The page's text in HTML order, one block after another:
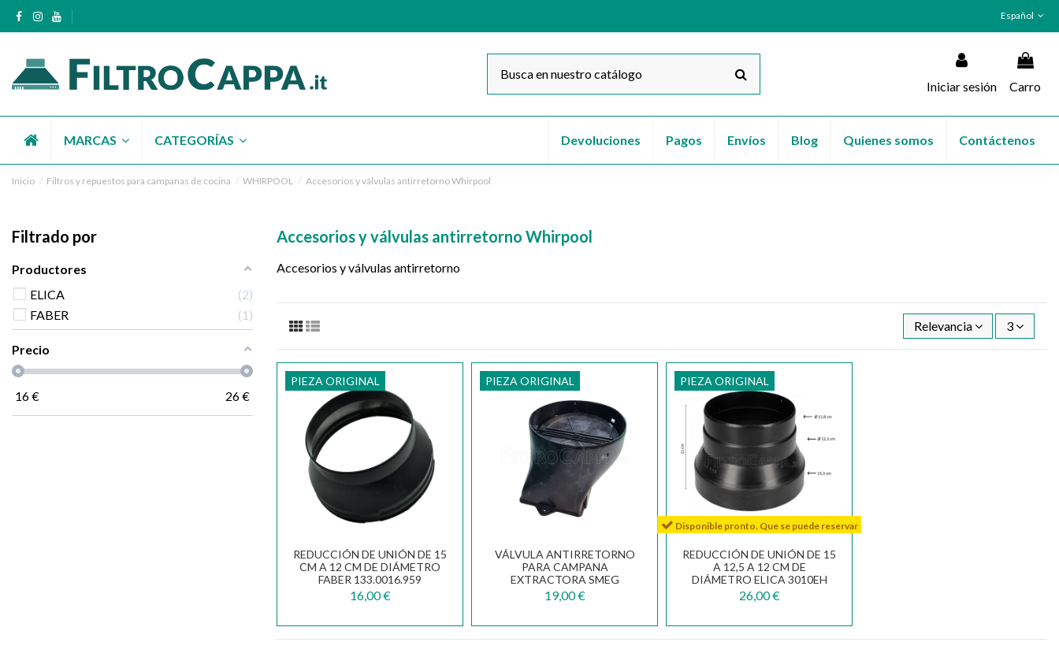
Español
Iniciar sesión Carro
MARCAS CATEGORÍAS Contáctenos
Quienes somos
Blog
Envíos
Pagos
Devoluciones
Inicio Filtros y repuestos para campanas de cocina WHIRPOOL Accesorios y válvulas antirretorno Whirpool
Accesorios y válvulas antirretorno Whirpool
Accesorios y válvulas antirretorno
Relevancia 3
PIEZA ORIGINAL
REDUCCIÓN DE UNIÓN DE 15
CM A 12 CM DE DIÁMETRO
FABER 133.0016.959
16,00 €
PIEZA ORIGINAL
VÁLVULA ANTIRRETORNO
PARA CAMPANA
EXTRACTORA SMEG
WHIRPOOL ELICA
RAC0042969
19,00 €
PIEZA ORIGINAL
Disponible pronto. Que se puede reservar
REDUCCIÓN DE UNIÓN DE 15
A 12,5 A 12 CM DE
DIÁMETRO ELICA 3010EH
26,00 €
Filtrado por
Productores
ELICA
2
FABER
1
Precio
16€ 26€